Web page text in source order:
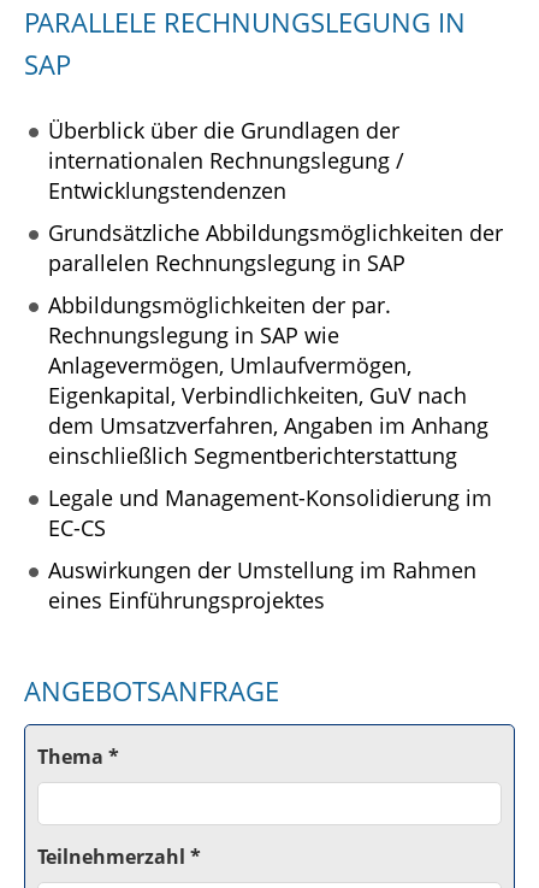
PARALLELE RECHNUNGSLEGUNG IN
SAP
Überblick über die Grundlagen der
internationalen Rechnungslegung /
Entwicklungstendenzen
Grundsätzliche Abbildungsmöglichkeiten der
parallelen Rechnungslegung in SAP
Abbildungsmöglichkeiten der par.
Rechnungslegung in SAP wie
Anlagevermögen, Umlaufvermögen,
Eigenkapital, Verbindlichkeiten, GuV nach
dem Umsatzverfahren, Angaben im Anhang
einschließlich Segmentberichterstattung
Legale und Management-Konsolidierung im
EC-CS
Auswirkungen der Umstellung im Rahmen
eines Einführungsprojektes
ANGEBOTSANFRAGE
Thema *
Teilnehmerzahl *